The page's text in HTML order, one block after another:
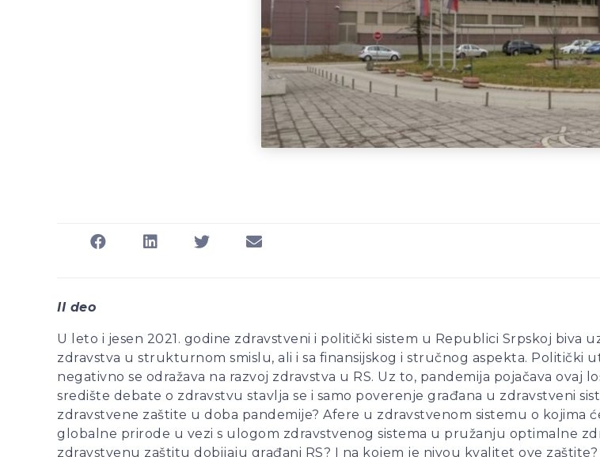
II deo
U leto i jesen 2021. godine zdravstveni i politički sistem u Republici Srpskoj biva
zdravstva u strukturnom smislu, ali i sa finansijskog i stručnog aspekta. Politički
negativno se odražava na razvoj zdravstva u RS. Uz to, pandemija pojačava ovaj
središte debate o zdravstvu stavlja se i samo poverenje građana u zdravstveni
zdravstvene zaštite u doba pandemije? Afere u zdravstvenom sistemu o kojima
globalne prirode u vezi s ulogom zdravstvenog sistema u pružanju optimalne
zdravstvenu zaštitu dobijaju građani RS? I na kojem je nivou kvalitet ove